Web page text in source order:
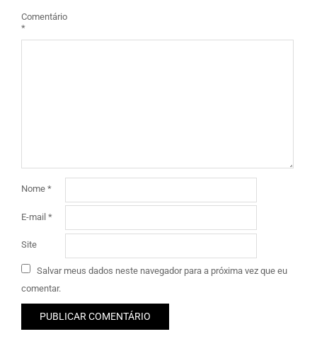
Comentário
*
Nome *
E-mail *
Site
Salvar meus dados neste navegador para a próxima vez que eu
comentar.